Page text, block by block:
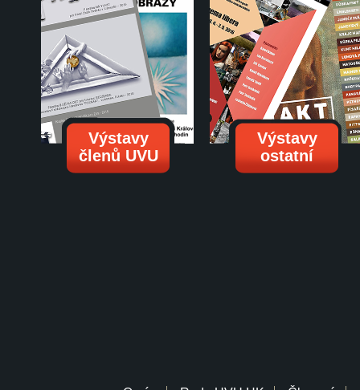
Výstavy
členů UVU
Výstavy
ostatní